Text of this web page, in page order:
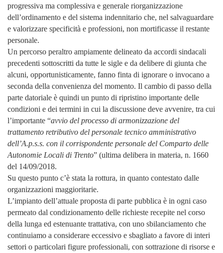
progressiva ma complessiva e generale riorganizzazione
dell’ordinamento e del sistema indennitario che, nel salvaguardare
e valorizzare specificità e professioni, non mortificasse il restante
personale.
Un percorso peraltro ampiamente delineato da accordi sindacali
precedenti sottoscritti da tutte le sigle e da delibere di giunta che
alcuni, opportunisticamente, fanno finta di ignorare o invocano a
seconda della convenienza del momento. Il cambio di passo della
parte datoriale è quindi un punto di ripristino importante delle
condizioni e dei termini in cui la discussione deve avvenire, tra cui
l’importante “avvio del processo di armonizzazione del
trattamento retributivo del personale tecnico amministrativo
dell’A.p.s.s. con il corrispondente personale del Comparto delle
Autonomie Locali di Trento” (ultima delibera in materia, n. 1660
del 14/09/2018.
Su questo punto c’è stata la rottura, in quanto contestato dalle
organizzazioni maggioritarie.
L’impianto dell’attuale proposta di parte pubblica è in ogni caso
permeato dal condizionamento delle richieste recepite nel corso
della lunga ed estenuante trattativa, con uno sbilanciamento che
continuiamo a considerare eccessivo e sbagliato a favore di interi
settori o particolari figure professionali, con sottrazione di risorse e